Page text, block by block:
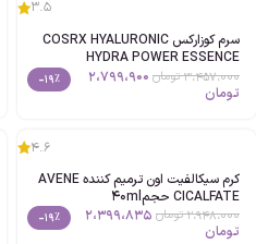
3.5
سرم کوزارکس COSRX HYALURONIC
HYDRA POWER ESSENCE
حجم100ml اصل
3،457،000تومان 2،799،900
تومان
-19%
4.6
کرم سیکالفیت اون ترمیم کننده AVENE
CICALFATE حجم40ml
2،948،000تومان 2،399،835
تومان
-19%